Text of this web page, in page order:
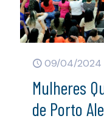
09/04/2024
Mulheres
de Porto